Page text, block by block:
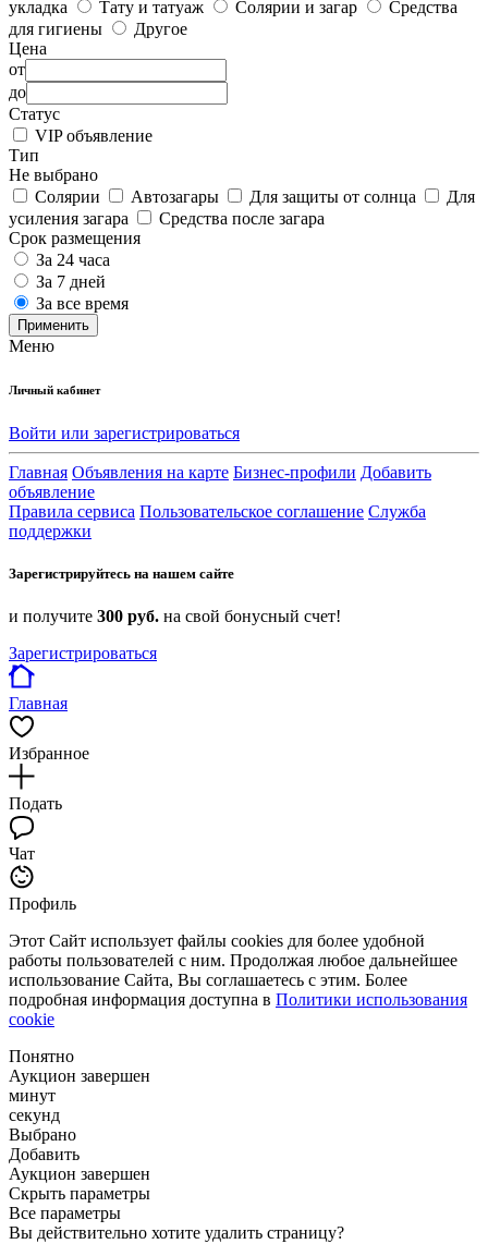
укладка Тату и татуаж Солярии и загар
Средства
для гигиены
Другое
Цена
от
до
Статус
VIP объявление
Тип
Не выбрано
Солярии
Автозагары Для защиты от солнца
Для
усиления загара
Средства после загара
Срок размещения
За 24 часа
За 7 дней
За все время
Применить
Меню
Личный кабинет
Войти или зарегистрироваться
Главная Объявления на карте Бизнес-профили Добавить
объявление
Правила сервиса Пользовательское соглашение Служба
поддержки
Зарегистрируйтесь на нашем сайте
и получите 300 руб. на свой бонусный счет!
Зарегистрироваться
Главная
Избранное
Подать
Чат
Профиль
Этот Сайт использует файлы cookies для более удобной
работы пользователей с ним. Продолжая любое дальнейшее
использование Сайта, Вы соглашаетесь с этим. Более
подробная информация доступна в Политики использования
cookie
Понятно
Аукцион завершен
минут
секунд
Выбрано
Добавить
Аукцион завершен
Скрыть параметры
Все параметры
Вы действительно хотите удалить страницу?